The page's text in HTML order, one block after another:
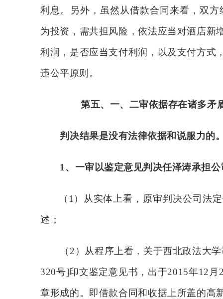
利息。另外，虽然从借款合同来看，双
为投资，需共担风险，依法应当对酒店新
利润，是否应当支付利润，以及支付方式
违公平原则。
第五、 一、二审依据存在诸多矛
判决结果是没有法律依据和说服力的
1、一审以鉴定意见判决任泽涛承担
（ 1）
从实体上看，原审判决公司法
述；
（ 2）从程序上看，关于西北政法大
320号]印文鉴定意见书，出于2015年12
章形成的。即借款合同和收据上所盖的高